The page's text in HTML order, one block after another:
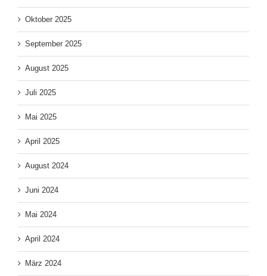
Oktober 2025
September 2025
August 2025
Juli 2025
Mai 2025
April 2025
August 2024
Juni 2024
Mai 2024
April 2024
März 2024